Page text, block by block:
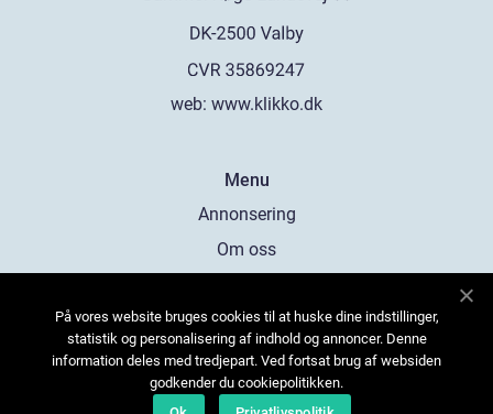
web: www.klikko.dk
Menu
Annonsering
Om oss
Kontakta oss
Sitemap
På vores website bruges cookies til at huske dine indstillinger,
statistik og personalisering af indhold og annoncer. Denne
information deles med tredjepart. Ved fortsat brug af websiden
godkender du cookiepolitikken.